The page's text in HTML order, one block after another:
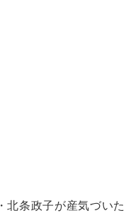
北条政子が産気づいた